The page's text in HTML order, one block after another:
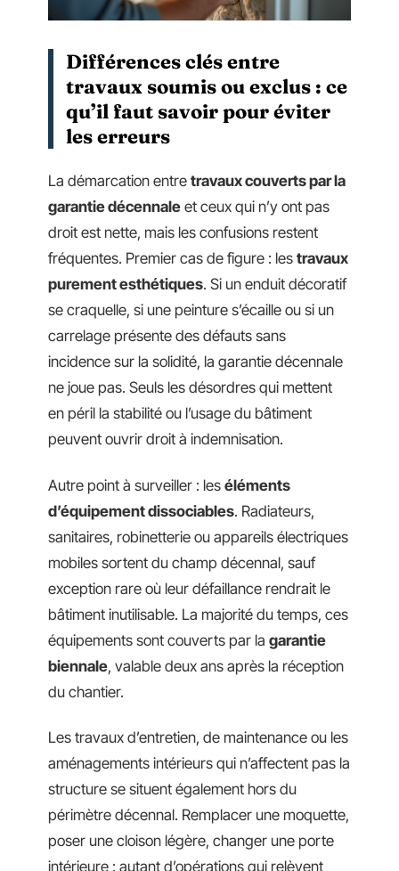
Différences clés entre
travaux soumis ou exclus : ce
qu’il faut savoir pour éviter
les erreurs
La démarcation entre travaux couverts par la
garantie décennale et ceux qui n’y ont pas
droit est nette, mais les confusions restent
fréquentes. Premier cas de figure : les travaux
purement esthétiques. Si un enduit décoratif
se craquelle, si une peinture s’écaille ou si un
carrelage présente des défauts sans
incidence sur la solidité, la garantie décennale
ne joue pas. Seuls les désordres qui mettent
en péril la stabilité ou l’usage du bâtiment
peuvent ouvrir droit à indemnisation.
Autre point à surveiller : les éléments
d’équipement dissociables. Radiateurs,
sanitaires, robinetterie ou appareils électriques
mobiles sortent du champ décennal, sauf
exception rare où leur défaillance rendrait le
bâtiment inutilisable. La majorité du temps, ces
équipements sont couverts par la garantie
biennale, valable deux ans après la réception
du chantier.
Les travaux d’entretien, de maintenance ou les
aménagements intérieurs qui n’affectent pas la
structure se situent également hors du
périmètre décennal. Remplacer une moquette,
poser une cloison légère, changer une porte
intérieure : autant d’opérations qui relèvent